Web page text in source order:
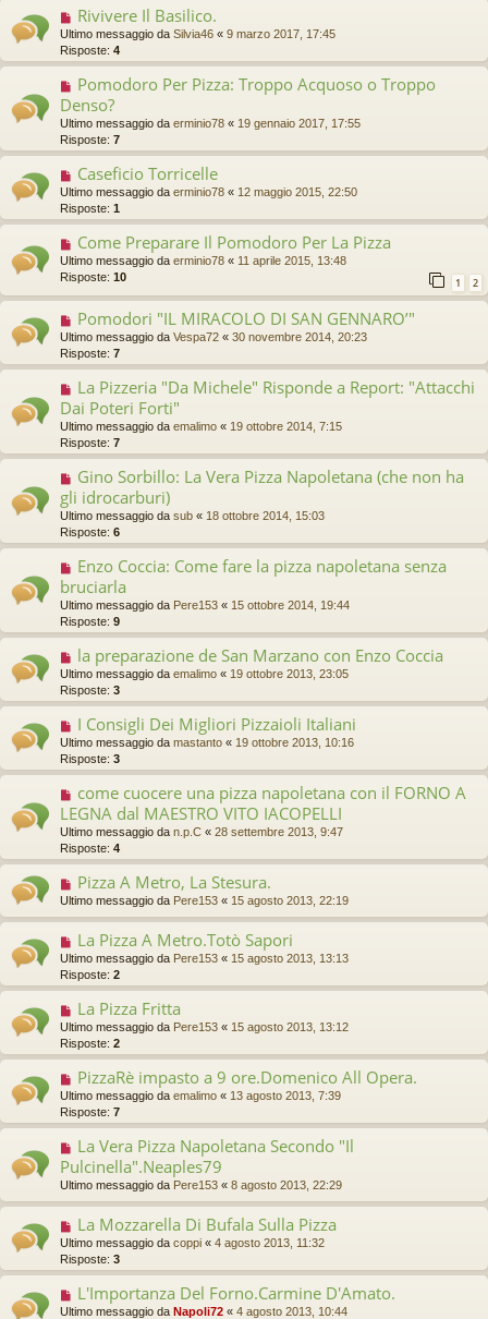
Rivivere Il Basilico.
Ultimo messaggio da Silvia46 « 9 marzo 2017, 17:45
Risposte: 4
Pomodoro Per Pizza: Troppo Acquoso o Troppo
Denso?
Ultimo messaggio da erminio78 « 19 gennaio 2017, 17:55
Risposte: 7
Caseficio Torricelle
Ultimo messaggio da erminio78 « 12 maggio 2015, 22:50
Risposte: 1
Come Preparare Il Pomodoro Per La Pizza
Ultimo messaggio da erminio78 « 11 aprile 2015, 13:48
Risposte: 10 1 2
Pomodori "IL MIRACOLO DI SAN GENNARO’"
Ultimo messaggio da Vespa72 « 30 novembre 2014, 20:23
Risposte: 7
La Pizzeria "Da Michele" Risponde a Report: "Attacchi
Dai Poteri Forti"
Ultimo messaggio da emalimo « 19 ottobre 2014, 7:15
Risposte: 7
Gino Sorbillo: La Vera Pizza Napoletana (che non ha
gli idrocarburi)
Ultimo messaggio da sub « 18 ottobre 2014, 15:03
Risposte: 6
Enzo Coccia: Come fare la pizza napoletana senza
bruciarla
Ultimo messaggio da Pere153 « 15 ottobre 2014, 19:44
Risposte: 9
la preparazione de San Marzano con Enzo Coccia
Ultimo messaggio da emalimo « 19 ottobre 2013, 23:05
Risposte: 3
I Consigli Dei Migliori Pizzaioli Italiani
Ultimo messaggio da mastanto « 19 ottobre 2013, 10:16
Risposte: 3
come cuocere una pizza napoletana con il FORNO A
LEGNA dal MAESTRO VITO IACOPELLI
Ultimo messaggio da n.p.C « 28 settembre 2013, 9:47
Risposte: 4
Pizza A Metro, La Stesura.
Ultimo messaggio da Pere153 « 15 agosto 2013, 22:19
La Pizza A Metro.Totò Sapori
Ultimo messaggio da Pere153 « 15 agosto 2013, 13:13
Risposte: 2
La Pizza Fritta
Ultimo messaggio da Pere153 « 15 agosto 2013, 13:12
Risposte: 2
PizzaRè impasto a 9 ore.Domenico All Opera.
Ultimo messaggio da emalimo « 13 agosto 2013, 7:39
Risposte: 7
La Vera Pizza Napoletana Secondo "Il
Pulcinella".Neaples79
Ultimo messaggio da Pere153 « 8 agosto 2013, 22:29
La Mozzarella Di Bufala Sulla Pizza
Ultimo messaggio da coppi « 4 agosto 2013, 11:32
Risposte: 3
L'Importanza Del Forno.Carmine D'Amato.
Ultimo messaggio da Napoli72 « 4 agosto 2013, 10:44